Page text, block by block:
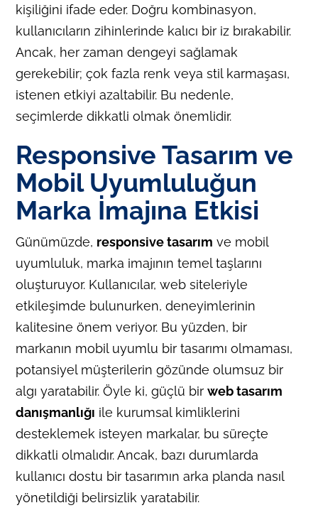
kişiliğini ifade eder. Doğru kombinasyon,
kullanıcıların zihinlerinde kalıcı bir iz bırakabilir.
Ancak, her zaman dengeyi sağlamak
gerekebilir; çok fazla renk veya stil karmaşası,
istenen etkiyi azaltabilir. Bu nedenle,
seçimlerde dikkatli olmak önemlidir.
Responsive Tasarım ve
Mobil Uyumluluğun
Marka İmajına Etkisi
Günümüzde, responsive tasarım ve mobil
uyumluluk, marka imajının temel taşlarını
oluşturuyor. Kullanıcılar, web siteleriyle
etkileşimde bulunurken, deneyimlerinin
kalitesine önem veriyor. Bu yüzden, bir
markanın mobil uyumlu bir tasarımı olmaması,
potansiyel müşterilerin gözünde olumsuz bir
algı yaratabilir. Öyle ki, güçlü birweb tasarım
danışmanlığı ile kurumsal kimliklerini
desteklemek isteyen markalar, bu süreçte
dikkatli olmalıdır. Ancak, bazı durumlarda
kullanıcı dostu bir tasarımın arka planda nasıl
yönetildiği belirsizlik yaratabilir.